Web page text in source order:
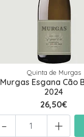
Quinta de Murgas
Murgas Esgana Cão
2024
26,50€
+
-